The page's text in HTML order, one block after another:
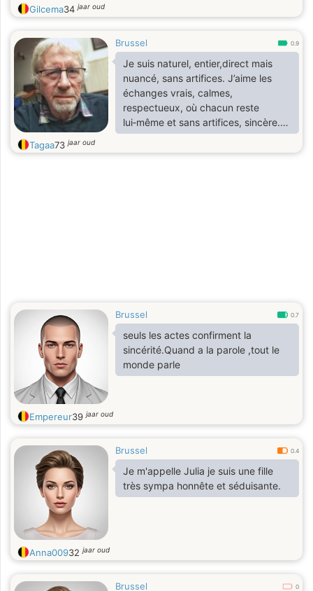
Gilcema34jaar oud
Brussel 0.9
Je suis naturel, entier,direct mais
nuancé, sans artifices. J’aime les
échanges vrais, calmes,
respectueux, où chacun reste
lui‑même et sans artifices, sincère.
Je cherche une relation stable,
honnête, qui se construit
Tagaa73jaar oud
Brussel 0.7
seuls les actes confirment la
sincérité.Quand a la parole ,tout le
monde parle
Empereur39jaar oud
Brussel 0.4
Je m'appelle Julia je suis une fille
très sympa honnête et séduisante.
Anna00932jaar oud
Brussel 0